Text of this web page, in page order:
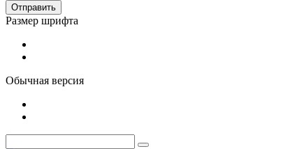
Отправить
Размер шрифта
Обычная версия